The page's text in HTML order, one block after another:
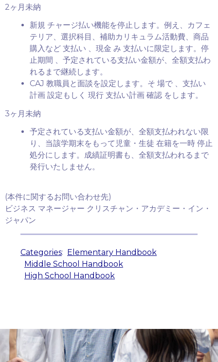
2ヶ月未納
新規 チャージ払い機能を停止します。例え、カフェ
テリア、選択科目、補助カリキュラム活動費、商品
購入など 支払い 、現金 み 支払いに限定します。停
止期間 、予定されている支払い金額が、全額支払わ
れるまで継続します。
CAJ 教職員と面談を設定します。そ 場で 、支払い
計画 設定もしく 現行 支払い計画 確認 をします。
3ヶ月未納
予定されている支払い金額が、全額支払われない限
り、当該学期末をもって児童・生徒 在籍を一時 停止
処分にします。成績証明書も、全額支払われるまで
発行いたしません。
(本件に関するお問い合わせ先)
ビジネス マネージャー クリスチャン・アカデミー・イン・
ジャパン
Categories: Elementary Handbook
Middle School Handbook
High School Handbook